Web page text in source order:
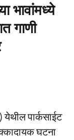
भावांमध्ये
गाणी
येथील पार्कसाईट
घटना